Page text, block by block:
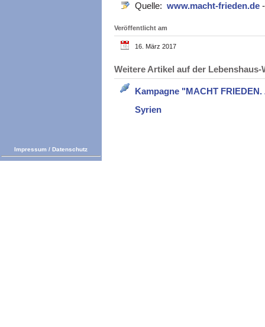
Quelle: www.macht-frieden.de
Veröffentlicht am
16. März 2017
Weitere Artikel auf der
Kampagne "MACHT
Syrien
Impressum / Datenschutz